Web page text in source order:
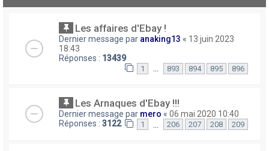
Les affaires d'Ebay !
Dernier message par anaking13 « 13 juin 2023
18:43
Réponses : 13439
1 … 893 894 895 896
Les Arnaques d'Ebay !!!
Dernier message par mero « 06 mai 2020 10:40
Réponses : 3122 1 206 207 208 209